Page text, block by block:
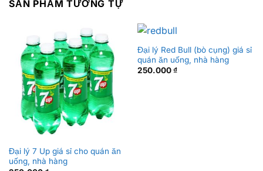
SẢN PHẨM TƯƠNG TỰ
Đại lý 7 Up giá sỉ cho quán ăn
uống, nhà hàng
Đại lý Red Bull (bò cụng) giá sỉ
quán ăn uống, nhà hàng
250.000₫